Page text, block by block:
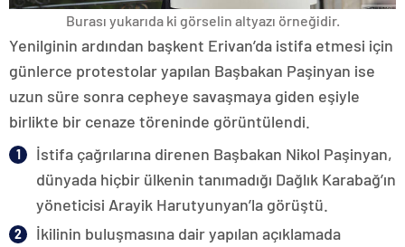
Burası yukarıda ki görselin altyazı örneğidir.
Yenilginin ardından başkent Erivan’da istifa etmesi için
günlerce protestolar yapılan Başbakan Paşinyan ise
uzun süre sonra cepheye savaşmaya giden eşiyle
birlikte bir cenaze töreninde görüntülendi.
İstifa çağrılarına direnen Başbakan Nikol Paşinyan,
dünyada hiçbir ülkenin tanımadığı Dağlık Karabağ’ın
yöneticisi Arayik Harutyunyan’la görüştü.
İkilinin buluşmasına dair yapılan açıklamada